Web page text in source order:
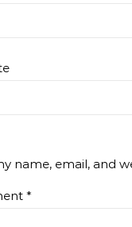
name, email, and
*